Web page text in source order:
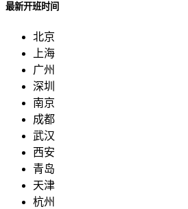
最新开班时间
北京
上海
广州
深圳
南京
成都
武汉
西安
青岛
天津
杭州